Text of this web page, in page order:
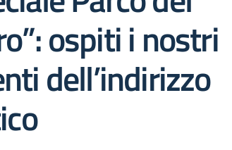
ospiti i nostri
dell’indirizzo